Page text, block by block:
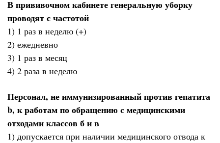
В прививочном кабинете генеральную уборку
проводят с частотой
1) 1 раз в неделю (+)
2) ежедневно
3) 1 раз в месяц
4) 2 раза в неделю
Персонал, не иммунизированный против гепатита
b, к работам по обращению с медицинскими
отходами классов б и в
1) допускается при наличии медицинского отвода к